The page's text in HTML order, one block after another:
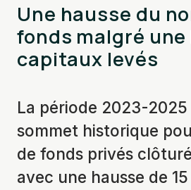
Une hausse du
fonds malgré
capitaux levés
La période 2023-
sommet historique
de fonds privés
avec une hausse de 15